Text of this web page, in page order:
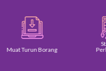
Muat Turun Borang